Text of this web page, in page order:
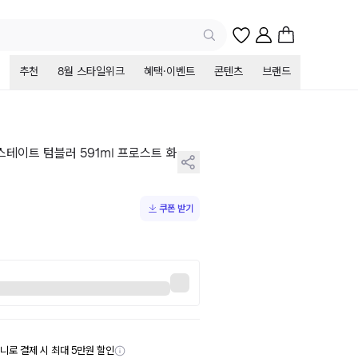
추천 8월 스타일위크 혜택·이벤트 콘텐츠 브랜드
테이트 텀블러 591ml 프로스트 화
쿠폰 받기
로 결제 시 최대 5만원 할인